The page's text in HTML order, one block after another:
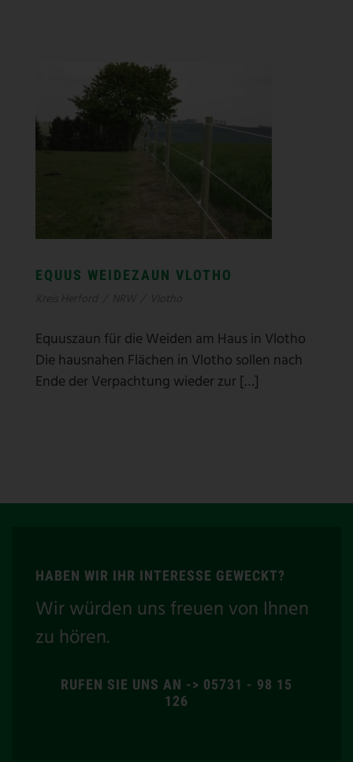
EQUUS WEIDEZAUN VLOTHO
Equuszaun für die Weiden am Haus in Vlotho
Die hausnahen Flächen in Vlotho sollen nach
Ende der Verpachtung wieder zur […]
HABEN WIR IHR INTERESSE GEWECKT?
Wir würden uns freuen von Ihnen
zu hören.
RUFEN SIE UNS AN -> 05731 - 98 15
126